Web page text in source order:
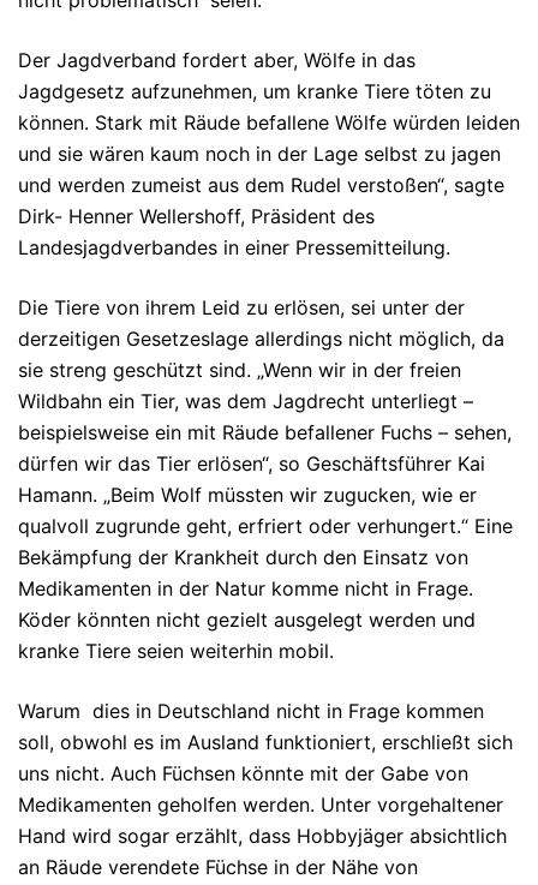
Der Jagdverband fordert aber, Wölfe in das
Jagdgesetz aufzunehmen, um kranke Tiere töten zu
können. Stark mit Räude befallene Wölfe würden leiden
und sie wären kaum noch in der Lage selbst zu jagen
und werden zumeist aus dem Rudel verstoßen“, sagte
Dirk- Henner Wellershoff, Präsident des
Landesjagdverbandes in einer Pressemitteilung.
Die Tiere von ihrem Leid zu erlösen, sei unter der
derzeitigen Gesetzeslage allerdings nicht möglich, da
sie streng geschützt sind. „Wenn wir in der freien
Wildbahn ein Tier, was dem Jagdrecht unterliegt –
beispielsweise ein mit Räude befallener Fuchs – sehen,
dürfen wir das Tier erlösen“, so Geschäftsführer Kai
Hamann. „Beim Wolf müssten wir zugucken, wie er
qualvoll zugrunde geht, erfriert oder verhungert.“ Eine
Bekämpfung der Krankheit durch den Einsatz von
Medikamenten in der Natur komme nicht in Frage.
Köder könnten nicht gezielt ausgelegt werden und
kranke Tiere seien weiterhin mobil.
Warum dies in Deutschland nicht in Frage kommen
soll, obwohl es im Ausland funktioniert, erschließt sich
uns nicht. Auch Füchsen könnte mit der Gabe von
Medikamenten geholfen werden. Unter vorgehaltener
Hand wird sogar erzählt, dass Hobbyjäger absichtlich
an Räude verendete Füchse in der Nähe von